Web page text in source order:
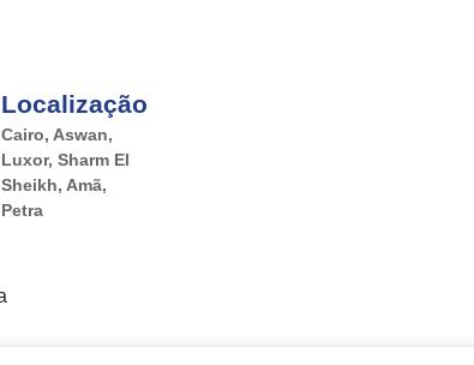
Localização
Cairo, Aswan,
Luxor, Sharm El
Sheikh, Amã,
Petra